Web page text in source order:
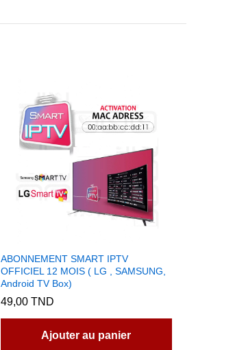
ABONNEMENT SMART IPTV
OFFICIEL 12 MOIS ( LG , SAMSUNG,
Android TV Box)
49,00 TND
Ajouter au panier